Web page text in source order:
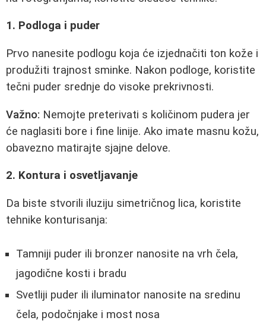
1. Podloga i puder
Prvo nanesite podlogu koja će izjednačiti ton kože i
produžiti trajnost sminke. Nakon podloge, koristite
tečni puder srednje do visoke prekrivnosti.
Važno: Nemojte preterivati s količinom pudera jer
će naglasiti bore i fine linije. Ako imate masnu kožu,
obavezno matirajte sjajne delove.
2. Kontura i osvetljavanje
Da biste stvorili iluziju simetričnog lica, koristite
tehnike konturisanja:
Tamniji puder ili bronzer nanosite na vrh čela,
jagodične kosti i bradu
Svetliji puder ili iluminator nanosite na sredinu
čela, podočnjake i most nosa